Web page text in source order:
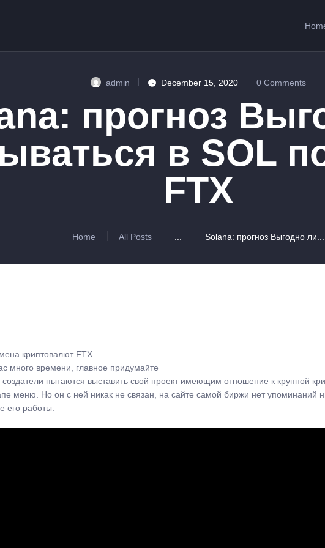
admin December 15, 2020 0 Comments
прогноз
в SOL
FTX
Home All Posts ... Solana: прогноз Выгодно ли...
CONTACTS
криптовалют FTX
много времени, главное придумайте
пытаются выставить свой проект имеющим отношение к крупной
меню. Но он с ней никак не связан, на сайте самой биржи нет упоминаний
его работы.